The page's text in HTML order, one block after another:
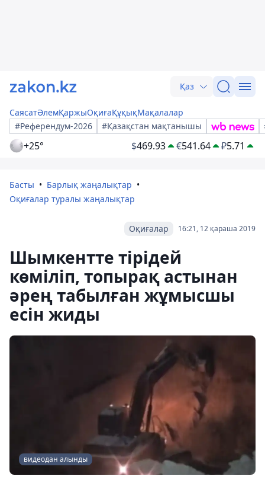
Қаз
СаясатӘлемҚаржыОқиғаҚұқықМақалалар
#Референдум-2026
#Қазақстан мақтанышы
+25° $469.93 €541.64 ₽5.71
Басты
Барлық жаңалықтар
Оқиғалар туралы жаңалықтар
16:21, 12 қараша 2019
Оқиғалар
Шымкентте тірідей
көміліп, топырақ астынан
әрең табылған жұмысшы
есін жиды
видеодан алынды